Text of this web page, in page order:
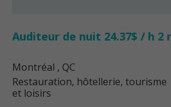
Auditeur de nuit 24.37$ / h 2
Montréal , QC
Restauration, hôtellerie, tourisme
et loisirs